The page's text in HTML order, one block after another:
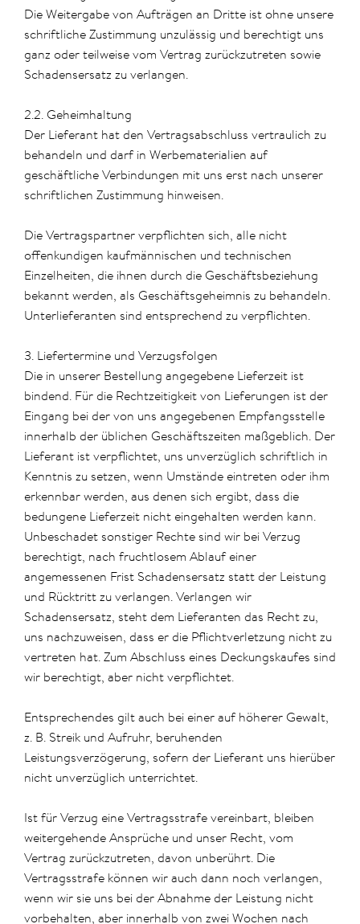
Die Weitergabe von Aufträgen an Dritte ist ohne unsere
schriftliche Zustimmung unzulässig und berechtigt uns
ganz oder teilweise vom Vertrag zurückzutreten sowie
Schadensersatz zu verlangen.
2.2. Geheimhaltung
Der Lieferant hat den Vertragsabschluss vertraulich zu
behandeln und darf in Werbematerialien auf
geschäftliche Verbindungen mit uns erst nach unserer
schriftlichen Zustimmung hinweisen.
Die Vertragspartner verpflichten sich, alle nicht
offenkundigen kaufmännischen und technischen
Einzelheiten, die ihnen durch die Geschäftsbeziehung
bekannt werden, als Geschäftsgeheimnis zu behandeln.
Unterlieferanten sind entsprechend zu verpflichten.
3. Liefertermine und Verzugsfolgen
Die in unserer Bestellung angegebene Lieferzeit ist
bindend. Für die Rechtzeitigkeit von Lieferungen ist der
Eingang bei der von uns angegebenen Empfangsstelle
innerhalb der üblichen Geschäftszeiten maßgeblich. Der
Lieferant ist verpflichtet, uns unverzüglich schriftlich in
Kenntnis zu setzen, wenn Umstände eintreten oder ihm
erkennbar werden, aus denen sich ergibt, dass die
bedungene Lieferzeit nicht eingehalten werden kann.
Unbeschadet sonstiger Rechte sind wir bei Verzug
berechtigt, nach fruchtlosem Ablauf einer
angemessenen Frist Schadensersatz statt der Leistung
und Rücktritt zu verlangen. Verlangen wir
Schadensersatz, steht dem Lieferanten das Recht zu,
uns nachzuweisen, dass er die Pflichtverletzung nicht zu
vertreten hat. Zum Abschluss eines Deckungskaufes sind
wir berechtigt, aber nicht verpflichtet.
Entsprechendes gilt auch bei einer auf höherer Gewalt,
z. B. Streik und Aufruhr, beruhenden
Leistungsverzögerung, sofern der Lieferant uns hierüber
nicht unverzüglich unterrichtet.
Ist für Verzug eine Vertragsstrafe vereinbart, bleiben
weitergehende Ansprüche und unser Recht, vom
Vertrag zurückzutreten, davon unberührt. Die
Vertragsstrafe können wir auch dann noch verlangen,
wenn wir sie uns bei der Abnahme der Leistung nicht
vorbehalten, aber innerhalb von zwei Wochen nach